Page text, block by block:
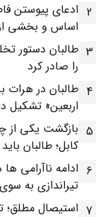
2 ادعای پیوستن
اساس و بخشی
3 طالبان دستور
را صادر کرد
4 طالبان در هرات
اربعین» تشکیل
5 بازگشت یکی از
کابل؛ طالبان
6 ادامه ناآرامی
تیراندازی به
فیض آباد 7 استیصال مطلق؛